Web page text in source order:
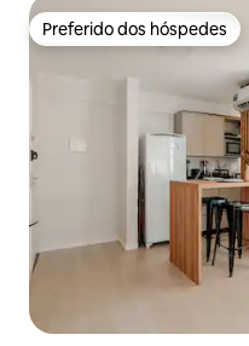
Preferido dos hóspedes
Preferido dos hóspedes